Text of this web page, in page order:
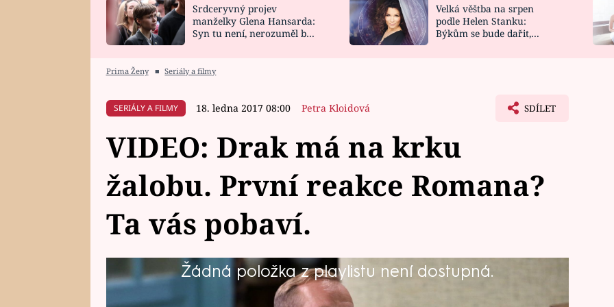
HOROSKOP NA
CELEBRITY
VAŘENÍ
NOVINKY
VIDEORECEPTY
DESIGN
Srdceryvný projev
manželky Glena Hansarda:
Syn tu není, nerozuměl by
Velká věštba na srpen
podle Helen Stanku:
Býkům se bude dařit,
Prima Ženy ■ Seriály a filmy
SERIÁLY A FILMY 18. ledna 2017 08:00 Petra Kloidová SDÍLET
VIDEO: Drak má na krku
žalobu. První reakce Romana?
Ta vás pobaví.
Žádná položka z playlistu není dostupná.
Adam Drak je nejen novým majitelem Přístavu, ale také možná
novým obyvatelem věznice. Tereza Skálová, pražská soudkyně, zjistila,